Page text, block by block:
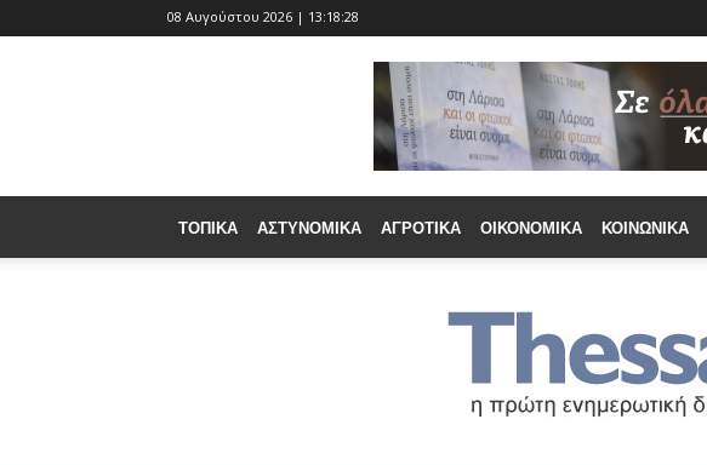
08 Αυγούστου 2026 | 13:18:29
ΤΟΠΙΚΆ ΑΣΤΥΝΟΜΙΚΆ ΑΓΡΟΤΙΚΆ ΟΙΚΟΝΟΜΙΚΆ ΚΟΙΝΩΝΙΚΆ